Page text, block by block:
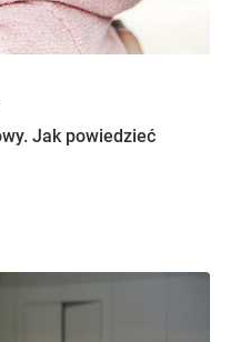
Jak powiedzieć